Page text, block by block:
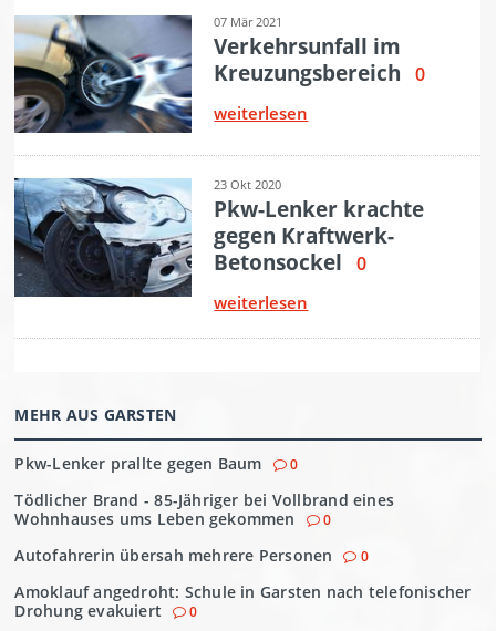
MEHR AUS GARSTEN
Pkw-Lenker prallte gegen Baum 0
Tödlicher Brand - 85-Jähriger bei Vollbrand eines
Wohnhauses ums Leben gekommen
0
Autofahrerin übersah mehrere Personen 0
Amoklauf angedroht: Schule in Garsten nach telefonischer
Drohung evakuiert
0